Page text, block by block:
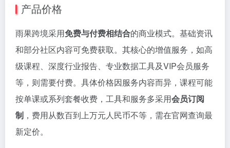
产品价格
雨果跨境采用免费与付费相结合的商业模式。基础资讯
和部分社区内容可免费获取。其核心的增值服务，如高
级课程、深度行业报告、专业数据工具及VIP会员服务
等，则需要付费。具体价格因服务内容而异，课程可能
按单课或系列套餐收费，工具和服务多采用会员订阅
制 ，费用从数百到上万元人民币不等，需在官网查询最
新定价。